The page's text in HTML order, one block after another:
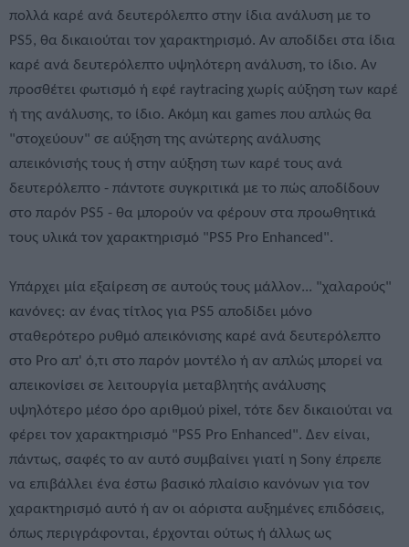
πολλά καρέ ανά δευτερόλεπτο στην ίδια ανάλυση με το
PS5, θα δικαιούται τον χαρακτηρισμό. Αν αποδίδει στα ίδια
καρέ ανά δευτερόλεπτο υψηλότερη ανάλυση, το ίδιο. Αν
προσθέτει φωτισμό ή εφέ raytracing χωρίς αύξηση των καρέ
ή της ανάλυσης, το ίδιο. Ακόμη και games που απλώς θα
"στοχεύουν" σε αύξηση της ανώτερης ανάλυσης
απεικόνισής τους ή στην αύξηση των καρέ τους ανά
δευτερόλεπτο - πάντοτε συγκριτικά με το πώς αποδίδουν
στο παρόν PS5 - θα μπορούν να φέρουν στα προωθητικά
τους υλικά τον χαρακτηρισμό "PS5 Pro Enhanced".
Υπάρχει μία εξαίρεση σε αυτούς τους μάλλον... "χαλαρούς"
κανόνες: αν ένας τίτλος για PS5 αποδίδει μόνο
σταθερότερο ρυθμό απεικόνισης καρέ ανά δευτερόλεπτο
στο Pro απ' ό,τι στο παρόν μοντέλο ή αν απλώς μπορεί να
απεικονίσει σε λειτουργία μεταβλητής ανάλυσης
υψηλότερο μέσο όρο αριθμού pixel, τότε δεν δικαιούται να
φέρει τον χαρακτηρισμό "PS5 Pro Enhanced". Δεν είναι,
πάντως, σαφές το αν αυτό συμβαίνει γιατί η Sony έπρεπε
να επιβάλλει ένα έστω βασικό πλαίσιο κανόνων για τον
χαρακτηρισμό αυτό ή αν οι αόριστα αυξημένες επιδόσεις,
όπως περιγράφονται, έρχονται ούτως ή άλλως ως